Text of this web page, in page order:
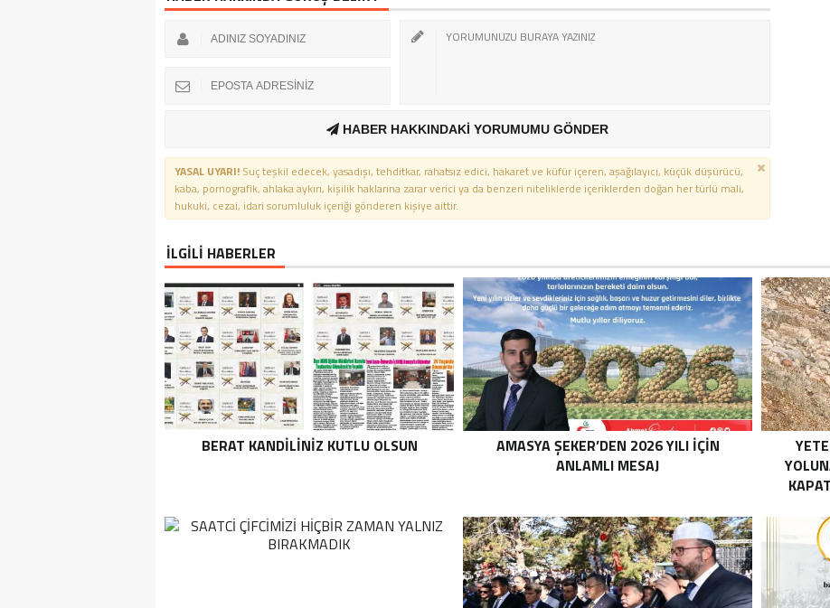
HABER HAKKINDAKİ YORUMUMU GÖNDER
YASAL UYARI! Suç teşkil edecek, yasadışı, tehditkar, rahatsız edici, hakaret ve küfür içeren, aşağılayıcı, küçük düşürücü,
kaba, pornografik, ahlaka aykırı, kişilik haklarına zarar verici ya da benzeri niteliklerde içeriklerden doğan her türlü mali,
hukuki, cezai, idari sorumluluk içeriği gönderen kişiye aittir.
İLGİLİ HABERLER
BERAT KANDİLİNİZ KUTLU OLSUN
AMASYA ŞEKER’DEN 2026 YILI İÇİN
ANLAMLI MESAJ